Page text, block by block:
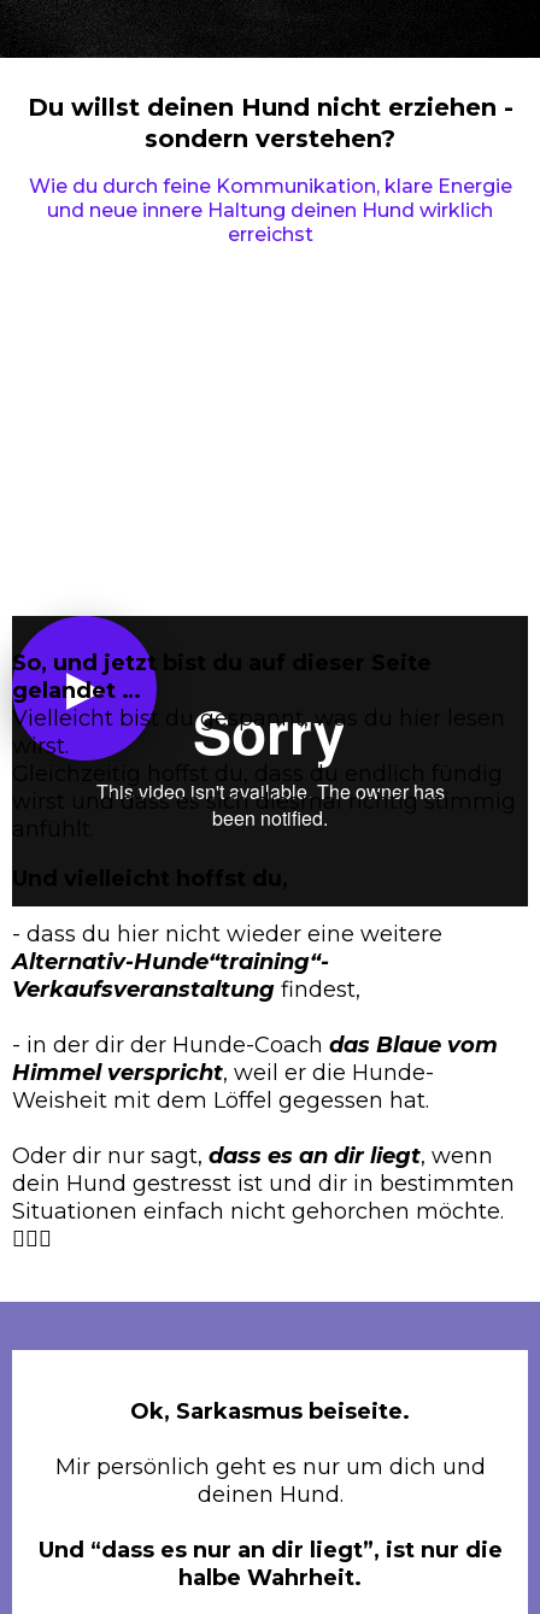
Du willst deinen Hund nicht erziehen -
sondern verstehen?
Wie du durch feine Kommunikation, klare Energie
und neue innere Haltung deinen Hund wirklich
erreichst
▶
So, und jetzt bist du auf dieser Seite
gelandet …
Vielleicht bist du gespannt, was du hier lesen
wirst.
Gleichzeitig hoffst du, dass du endlich fündig
wirst und dass es sich diesmal richtig stimmig
- dass du hier nicht wieder eine weitere
Alternativ-Hunde“training“-
Verkaufsveranstaltung findest,
- in der dir der Hunde-Coach das Blaue vom
Himmel verspricht, weil er die Hunde-
Weisheit mit dem Löffel gegessen hat.
Oder dir nur sagt, dass es an dir liegt, wenn
dein Hund gestresst ist und dir in bestimmten
Situationen einfach nicht gehorchen möchte.
🤦🏻‍♀️
Ok, Sarkasmus beiseite.
Mir persönlich geht es nur um dich und
deinen Hund.
Und “dass es nur an dir liegt”, ist nur die
halbe Wahrheit.